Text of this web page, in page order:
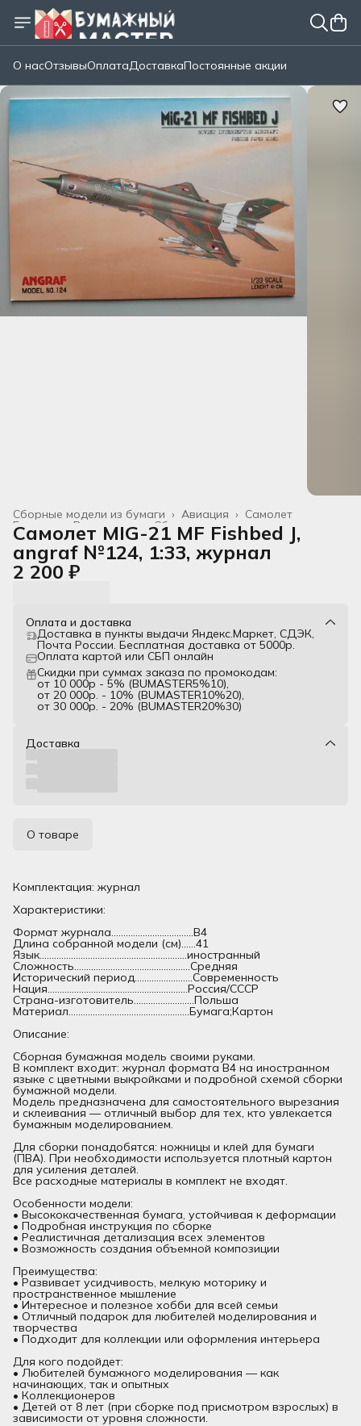
О насОтзывыОплатаДоставкаПостоянные акции
Самолет
Авиация ›
Сборные модели из бумаги ›
Сборные модели
Все товары
Главная
Самолет MIG-21 MF Fishbed J,
angraf №124, 1:33, журнал
2 200 ₽
Оплата и доставка
Доставка в пункты выдачи Яндекс.Маркет, СДЭК,
Почта России. Бесплатная доставка от 5000р.
Оплата картой или СБП онлайн
Скидки при суммах заказа по промокодам:
от 10 000р - 5% (BUMASTER5%10),
от 20 000р. - 10% (BUMASTER10%20),
от 30 000р. - 20% (BUMASTER20%30)
Доставка
О товаре
Комплектация: журнал
Характеристики:
Формат журнала..................................В4
Длина собранной модели (см)......41
Язык.............................................................иностранный
Сложность................................................Средняя
Исторический период........................Современность
Нация..........................................................Россия/СССР
Страна-изготовитель.........................Польша
Материал..................................................Бумага;Картон
Описание:
Сборная бумажная модель своими руками.
В комплект входит: журнал формата В4 на иностранном
языке с цветными выкройками и подробной схемой сборки
бумажной модели.
Модель предназначена для самостоятельного вырезания
и склеивания — отличный выбор для тех, кто увлекается
бумажным моделированием.
Для сборки понадобятся: ножницы и клей для бумаги
(ПВА). При необходимости используется плотный картон
для усиления деталей.
Все расходные материалы в комплект не входят.
Особенности модели:
• Высококачественная бумага, устойчивая к деформации
• Подробная инструкция по сборке
• Реалистичная детализация всех элементов
• Возможность создания объемной композиции
Преимущества:
• Развивает усидчивость, мелкую моторику и
пространственное мышление
• Интересное и полезное хобби для всей семьи
• Отличный подарок для любителей моделирования и
творчества
• Подходит для коллекции или оформления интерьера
Для кого подойдет:
• Любителей бумажного моделирования — как
начинающих, так и опытных
• Коллекционеров
• Детей от 8 лет (при сборке под присмотром взрослых) в
зависимости от уровня сложности.